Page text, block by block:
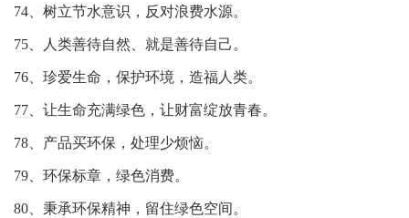
74、树立节水意识，反对浪费水源。
75、人类善待自然、就是善待自己。
76、珍爱生命，保护环境，造福人类。
77、让生命充满绿色，让财富绽放青春。
78、产品买环保，处理少烦恼。
79、环保标章，绿色消费。
80、秉承环保精神，留住绿色空间。